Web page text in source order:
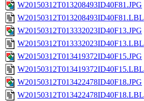
W20150312T013208493ID40F81.JPG
W20150312T013208493ID40F81.LBL
W20150312T013332023ID40F13.JPG
W20150312T013332023ID40F13.LBL
W20150312T013419372ID40F15.JPG
W20150312T013419372ID40F15.LBL
W20150312T013422478ID40F18.JPG
W20150312T013422478ID40F18.LBL